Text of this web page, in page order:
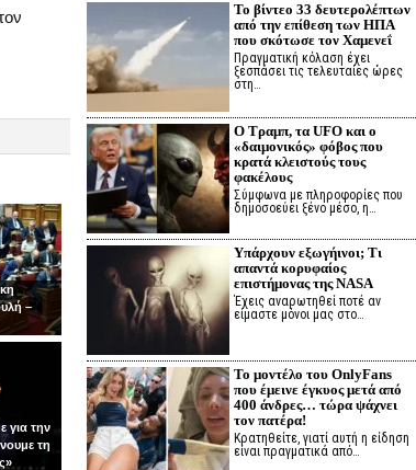
–
για την
τη
Το βίντεο 33 δευτερολέπτων
από την επίθεση των ΗΠΑ
που σκότωσε τον Χαμενεΐ
Πραγματική κόλαση έχει
ξεσπάσει τις τελευταίες ώρες
στη…
Ο Τραμπ, τα UFO και ο
«δαιμονικός» φόβος που
κρατά κλειστούς τους
φακέλους
Σύμφωνα με πληροφορίες που
δημοσοεύει ξένο μέσο, η…
Υπάρχουν εξωγήινοι; Τι
απαντά κορυφαίος
επιστήμονας της NASA
Έχεις αναρωτηθεί ποτέ αν
είμαστε μόνοι μας στο…
Το μοντέλο του OnlyFans
που έμεινε έγκυος μετά από
400 άνδρες… τώρα ψάχνει
τον πατέρα!
Κρατηθείτε, γιατί αυτή η είδηση
είναι πραγματικά από…